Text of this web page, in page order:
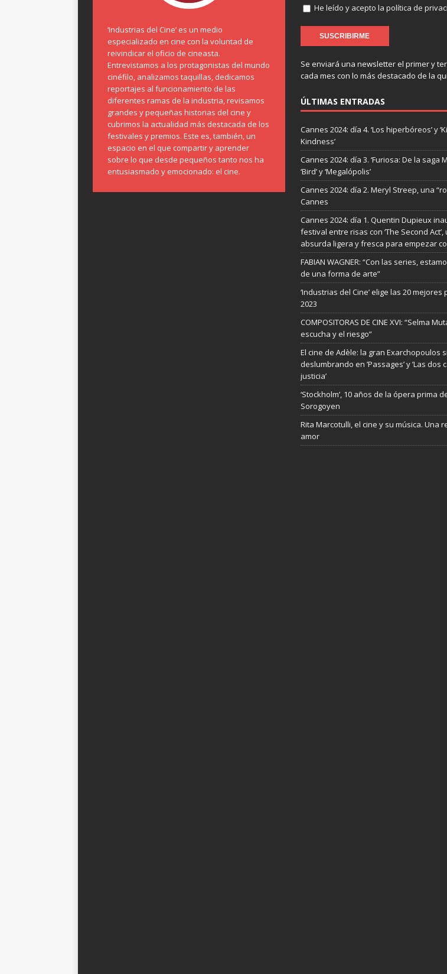
‘Industrias del Cine’ es un medio
especializado en cine con la voluntad de
reivindicar el oficio de cineasta.
Entrevistamos a los protagonistas del mundo
cinéfilo, analizamos taquillas, dedicamos
reportajes al funcionamiento de las
diferentes ramas de la industria, revisamos
grandes y pequeñas historias del cine y
cubrimos la actualidad más destacada de los
festivales y premios. Este es, también, un
espacio en el que compartir y aprender
sobre lo que desde pequeños tanto nos ha
entusiasmado y emocionado: el cine.
He leído y acepto la política de
Se enviará una newsletter el primer y
cada mes con lo más destacado de la
ÚLTIMAS ENTRADAS
Cannes 2024: día 4. ‘Los hiperbóreos’ y
Kindness’
Cannes 2024: día 3. ‘Furiosa: De la saga
‘Bird’ y ‘Megalópolis’
Cannes 2024: día 2. Meryl Streep, una
Cannes
Cannes 2024: día 1. Quentin Dupieux
festival entre risas con ‘The Second
absurda ligera y fresca para empezar
FABIAN WAGNER: “Con las series,
de una forma de arte”
‘Industrias del Cine’ elige las 20 mejores
2023
COMPOSITORAS DE CINE XVI: “Selma
escucha y el riesgo”
El cine de Adèle: la gran Exarchopoulos
deslumbrando en ’Passages’ y ’Las dos
justicia’
‘Stockholm’, 10 años de la ópera prima
Sorogoyen
Rita Marcotulli, el cine y su música. Una
amor